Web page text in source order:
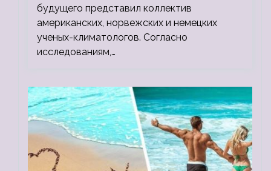
будущего представил коллектив
американских, норвежских и немецких
ученых-климатологов. Согласно
исследованиям,…